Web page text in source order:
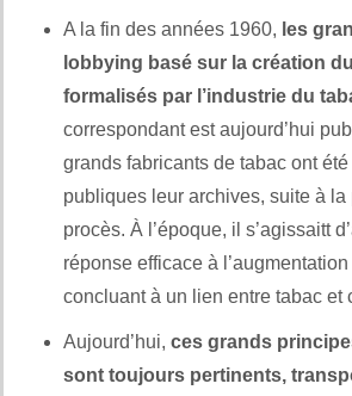
A la fin des années 1960, les
lobbying basé sur la création
formalisés par l’industrie du
correspondant est aujourd’hui
grands fabricants de tabac ont
publiques leur archives, suite à
procès. À l’époque, il s’agissaitt
réponse efficace à
concluant à un lien entre tabac et
Aujourd’hui, ces grands
sont toujours pertinents,